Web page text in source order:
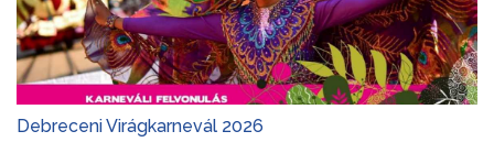
Debreceni Virágkarnevál 2026